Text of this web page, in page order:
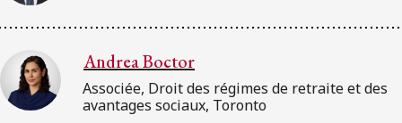
Andrea Boctor
Associée, Droit des régimes de retraite et des
avantages sociaux, Toronto